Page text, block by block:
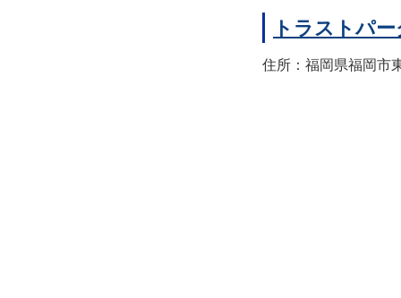
トラストパ
住所：福岡県福岡市